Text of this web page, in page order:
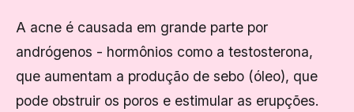
A acne é causada em grande parte por
andrógenos - hormônios como a testosterona,
que aumentam a produção de sebo (óleo), que
pode obstruir os poros e estimular as erupções.